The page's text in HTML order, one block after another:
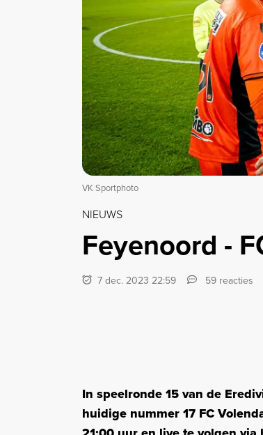
VK Sportphoto
NIEUWS
Feyenoord -
7 dec. 2023 22:59 59 reacties
In speelronde 15 van de
huidige nummer 17 FC